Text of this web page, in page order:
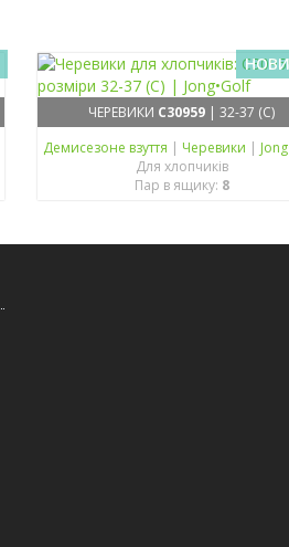
ЧЕРЕВИКИ C30959 | 32-37 (C)
Демисезонe взуття | Черевики |
Для хлопчиків
Пар в ящику: 8